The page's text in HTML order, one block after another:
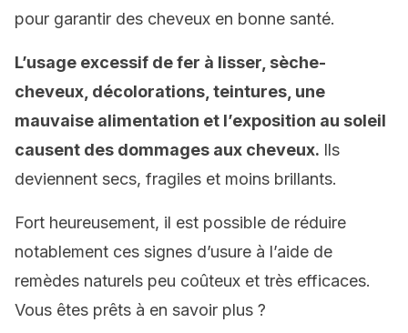
pour garantir des cheveux en bonne santé.
L’usage excessif de fer à lisser, sèche-
cheveux, décolorations, teintures, une
mauvaise alimentation et l’exposition au soleil
causent des dommages aux cheveux. Ils
deviennent secs, fragiles et moins brillants.
Fort heureusement, il est possible de réduire
notablement ces signes d’usure à l’aide de
remèdes naturels peu coûteux et très efficaces.
Vous êtes prêts à en savoir plus ?